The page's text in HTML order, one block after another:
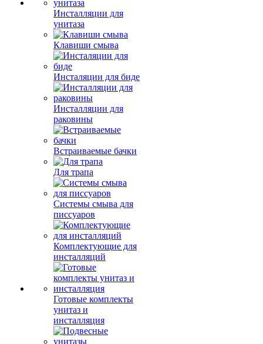
Инсталляции для
унитаза
Клавиши смыва
Инсталяции для биде
Инсталляции для
раковины
Встраиваемые бачки
Для трапа
Системы смыва для
писсуаров
Комплектующие для
инсталляций
Готовые комплекты
унитаз и
инсталляция